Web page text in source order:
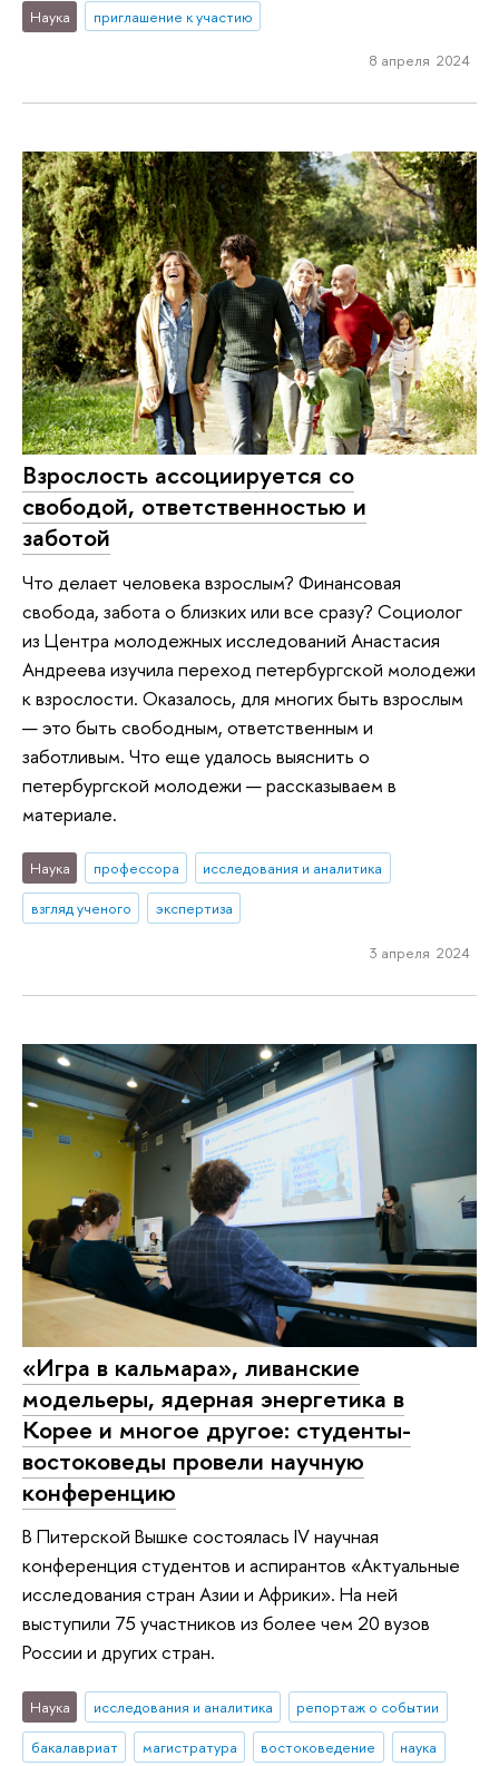
Наука приглашение к участию
8 апреля 2024
Взрослость ассоциируется со
свободой, ответственностью и
заботой
Что делает человека взрослым? Финансовая
свобода, забота о близких или все сразу? Социолог
из Центра молодежных исследований Анастасия
Андреева изучила переход петербургской молодежи
к взрослости. Оказалось, для многих быть взрослым
— это быть свободным, ответственным и
заботливым. Что еще удалось выяснить о
петербургской молодежи — рассказываем в
материале.
Наука профессора
исследования и аналитика
взгляд ученого
экспертиза
3 апреля 2024
«Игра в кальмара», ливанские
модельеры, ядерная энергетика в
Корее и многое другое: студенты-
востоковеды провели научную
конференцию
В Питерской Вышке состоялась IV научная
конференция студентов и аспирантов «Актуальные
исследования стран Азии и Африки». На ней
выступили 75 участников из более чем 20 вузов
России и других стран.
Наука исследования и аналитика
репортаж о событии
бакалавриат
магистратура востоковедение наука